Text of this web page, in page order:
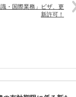
・国際業務」ビザ、更
新許可！